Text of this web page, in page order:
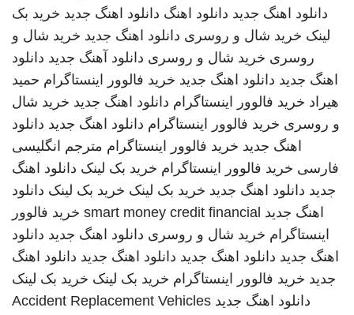
دانلود اهنگ جدید دانلود اهنگ دانلود اهنگ جدید خرید بک
لینک خرید شال و روسری دانلود اهنگ جدید خرید شال و
روسری خرید شال و روسری دانلود آهنگ جدید دانلود
اهنگ جدید دانلود اهنگ جدید خرید فالوور اینستاگرام حمید
هیراد خرید فالوور اینستاگرام دانلود اهنگ جدید خرید شال
و روسری خرید فالوور اینستاگرام دانلود اهنگ جدید دانلود
اهنگ جدید خرید فالوور اینستاگرام مترجم انگلیسی
فارسی خرید فالوور اینستاگرام خرید بک لینک دانلود اهنگ
جدید دانلود اهنگ جدید خرید بک لینک خرید بک لینک دانلود
اهنگ جدید smart money credit financial خرید فالوور
اینستاگرام خرید شال و روسری دانلود اهنگ جدید دانلود
اهنگ جدید دانلود اهنگ جدید دانلود اهنگ جدید دانلود اهنگ
جدید خرید فالوور اینستاگرام خرید بک لینک خرید بک لینک
دانلود اهنگ جدید Accident Replacement Vehicles